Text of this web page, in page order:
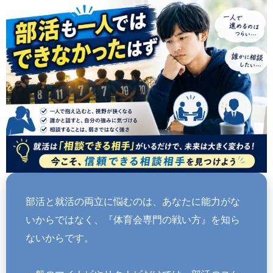
自信を失いやすい傾向があります。今回は、就活で自信がな...
部活と就活の両立に悩むのは、あなたに能力がな
いからではなく、『体育会専門の戦い方』を知ら
ないからです。